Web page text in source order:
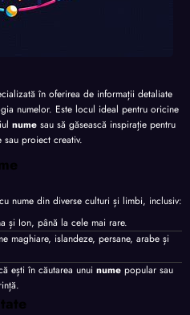
în oferirea de informații detaliate
numelor. Este locul ideal pentru oricine
nume sau să găsească inspirație pentru
proiect creativ.
nume din diverse culturi și limbi, inclusiv:
și Ion, până la cele mai rare.
maghiare, islandeze, persane, arabe și
ești în căutarea unui nume popular sau